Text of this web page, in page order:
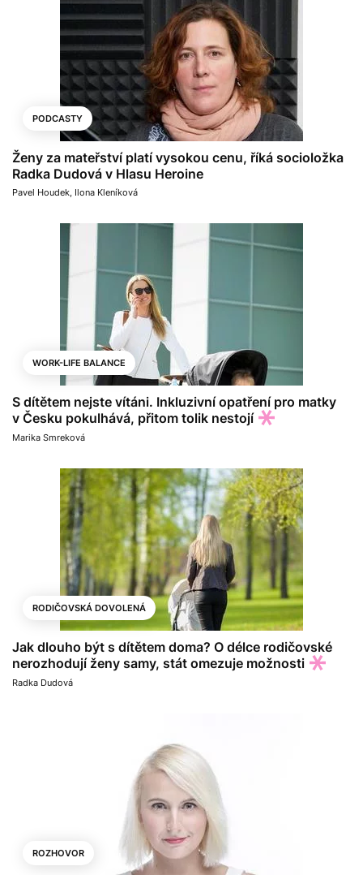
PODCASTY
Ženy za mateřství platí vysokou cenu, říká socioložka
Radka Dudová v Hlasu Heroine
Pavel Houdek, Ilona Kleníková
WORK-LIFE BALANCE
S dítětem nejste vítáni. Inkluzivní opatření pro matky
v Česku pokulhává, přitom tolik nestojí
Marika Smreková
RODIČOVSKÁ DOVOLENÁ
Jak dlouho být s dítětem doma? O délce rodičovské
nerozhodují ženy samy, stát omezuje možnosti
Radka Dudová
ROZHOVOR